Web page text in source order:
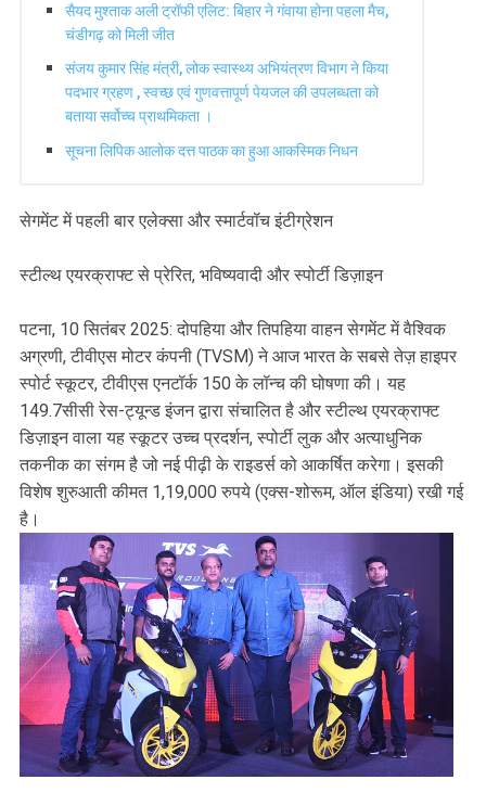
सैयद मुश्ताक अली ट्रॉफी एलिट: बिहार ने गंवाया होना पहला मैच,
चंडीगढ़ को मिली जीत
संजय कुमार सिंह मंत्री, लोक स्वास्थ्य अभियंत्रण विभाग ने किया
पदभार ग्रहण , स्वच्छ एवं गुणवत्तापूर्ण पेयजल की उपलब्धता को
बताया सर्वोच्च प्राथमिकता ।
सूचना लिपिक आलोक दत्त पाठक का हुआ आकस्मिक निधन
सेगमेंट में पहली बार एलेक्सा और स्मार्टवॉच इंटीग्रेशन
स्टील्थ एयरक्राफ्ट से प्रेरित, भविष्यवादी और स्पोर्टी डिज़ाइन
पटना, 10 सितंबर 2025: दोपहिया और तिपहिया वाहन सेगमेंट में वैश्विक
अग्रणी, टीवीएस मोटर कंपनी (TVSM) ने आज भारत के सबसे तेज़ हाइपर
स्पोर्ट स्कूटर, टीवीएस एनटॉर्क 150 के लॉन्च की घोषणा की। यह
149.7सीसी रेस-ट्यून्ड इंजन द्वारा संचालित है और स्टील्थ एयरक्राफ्ट
डिज़ाइन वाला यह स्कूटर उच्च प्रदर्शन, स्पोर्टी लुक और अत्याधुनिक
तकनीक का संगम है जो नई पीढ़ी के राइडर्स को आकर्षित करेगा। इसकी
विशेष शुरुआती कीमत 1,19,000 रुपये (एक्स-शोरूम, ऑल इंडिया) रखी गई
है।